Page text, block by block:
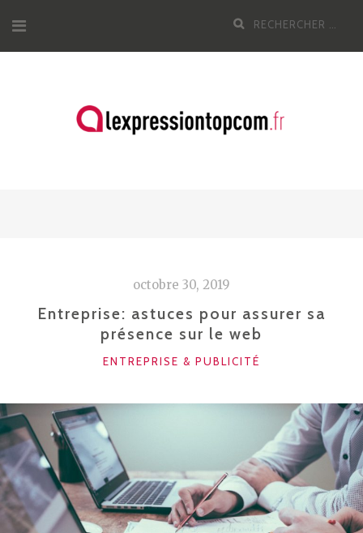
au
contenu
Recherche
octobre 30, 2019
Entreprise: astuces pour assurer sa
présence sur le web
CATÉGORIES
ENTREPRISE & PUBLICITÉ